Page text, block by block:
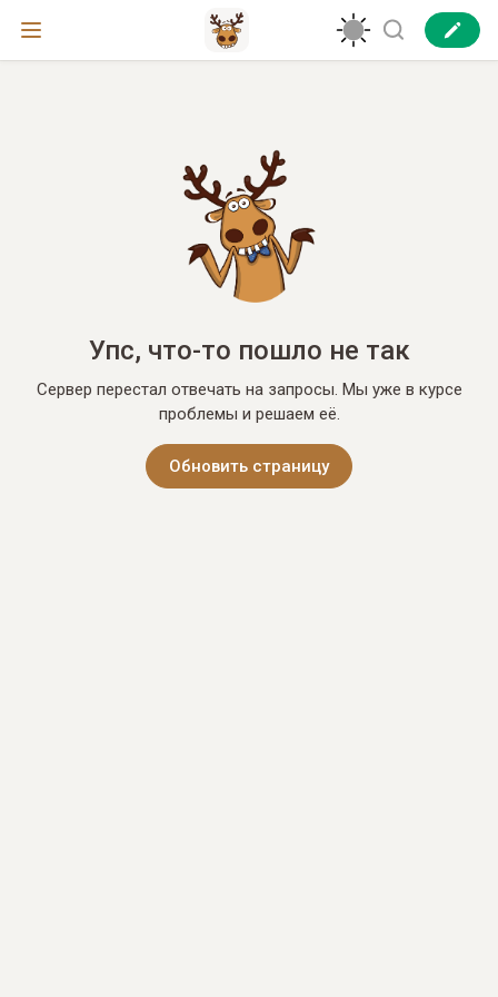
Упс, что-то пошло не так
Сервер перестал отвечать на запросы. Мы уже в курсе
проблемы и решаем её.
Обновить страницу